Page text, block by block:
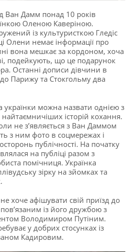
Ван Дамм понад 10 років
Оленою Каверіною.
із культуристкою Гледіс
Олени немає інформації про
вона мешкає за кордоном, хоча
подейкують, що це подарунок
Останні дописи дівчини в
до Парижу та Стокгольму два
українки можна назвати однією з
історій кохання.
не з’являється з Ван Даммом
з ним фото в соцмережах і
публічності. На початку
на публіці разом з
помічниця. Українка
зірку на зйомках та
хоче афішувати свій приїзд до
із його дружбою з
Володимиром Путіним.
у добрих стосунках із
Кадировим.